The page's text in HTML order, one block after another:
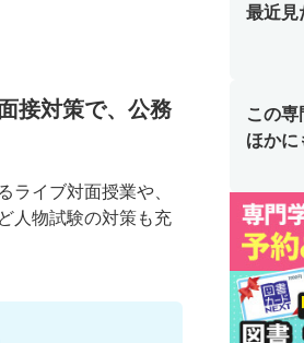
接対策で、公務
ライブ対面授業や、
人物試験の対策も充
最近見
この専
ほかに